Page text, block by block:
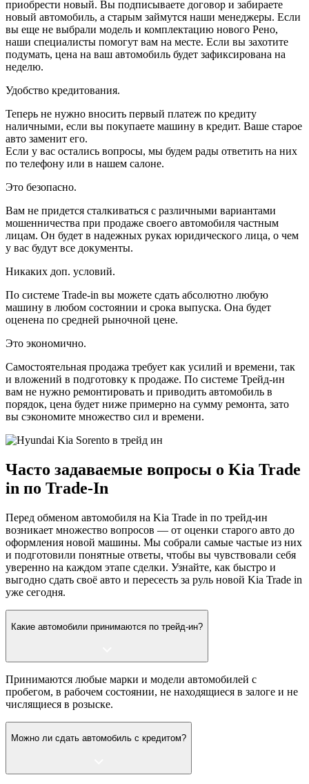
приобрести новый. Вы подписываете договор и забираете
новый автомобиль, а старым займутся наши менеджеры. Если
вы еще не выбрали модель и комплектацию нового Рено,
наши специалисты помогут вам на месте. Если вы захотите
подумать, цена на ваш автомобиль будет зафиксирована на
неделю.
Удобство кредитования.
Теперь не нужно вносить первый платеж по кредиту
наличными, если вы покупаете машину в кредит. Ваше старое
авто заменит его.
Если у вас остались вопросы, мы будем рады ответить на них
по телефону или в нашем салоне.
Это безопасно.
Вам не придется сталкиваться с различными вариантами
мошенничества при продаже своего автомобиля частным
лицам. Он будет в надежных руках юридического лица, о чем
у вас будут все документы.
Никаких доп. условий.
По системе Trade-in вы можете сдать абсолютно любую
машину в любом состоянии и срока выпуска. Она будет
оценена по средней рыночной цене.
Это экономично.
Самостоятельная продажа требует как усилий и времени, так
и вложений в подготовку к продаже. По системе Трейд-ин
вам не нужно ремонтировать и приводить автомобиль в
порядок, цена будет ниже примерно на сумму ремонта, зато
вы сэкономите множество сил и времени.
Часто задаваемые вопросы о Kia Trade
in по Trade-In
Перед обменом автомобиля на Kia Trade in по трейд-ин
возникает множество вопросов — от оценки старого авто до
оформления новой машины. Мы собрали самые частые из них
и подготовили понятные ответы, чтобы вы чувствовали себя
уверенно на каждом этапе сделки. Узнайте, как быстро и
выгодно сдать своё авто и пересесть за руль новой Kia Trade in
уже сегодня.
Какие автомобили принимаются по трейд-ин?
Принимаются любые марки и модели автомобилей с
пробегом, в рабочем состоянии, не находящиеся в залоге и не
числящиеся в розыске.
Можно ли сдать автомобиль с кредитом?